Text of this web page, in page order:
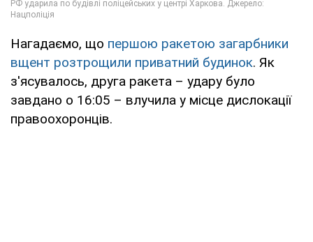
Нагадаємо, що першою ракетою загарбники
вщент розтрощили приватний будинок. Як
з'ясувалось, друга ракета – удару було
завдано о 16:05 – влучила у місце дислокації
правоохоронців.